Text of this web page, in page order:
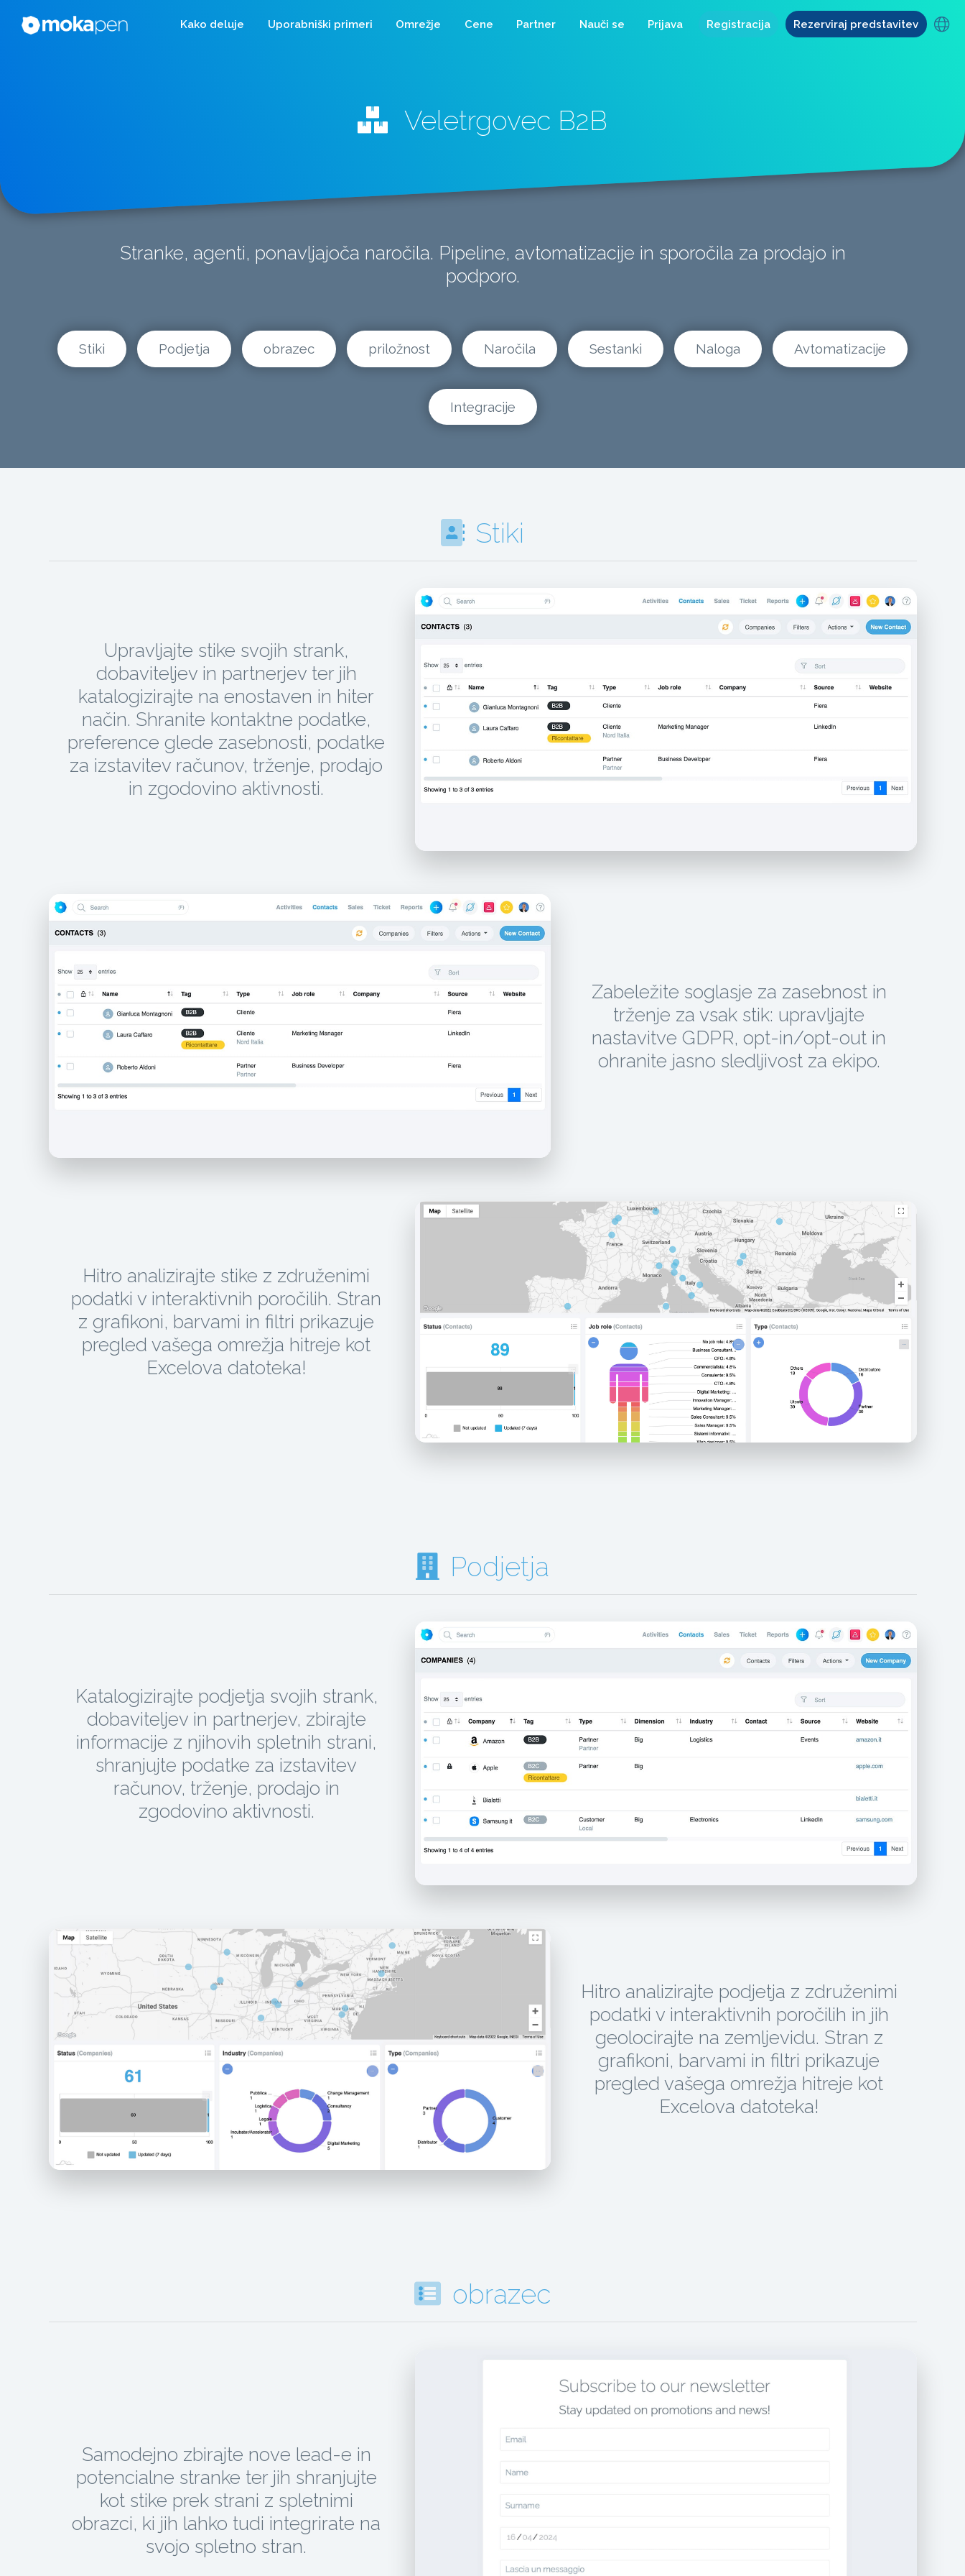
Kako deluje Uporabniški primeri Omrežje Cene Partner Nauči se Prijava Registracija Rezerviraj predstavitev
Veletrgovec B2B
Stranke, agenti, ponavljajoča naročila. Pipeline, avtomatizacije in sporočila za prodajo in
podporo.
Stiki Podjetja obrazec priložnost Naročila Sestanki Naloga Avtomatizacije
Integracije
Stiki
Upravljajte stike svojih strank,
dobaviteljev in partnerjev ter jih
katalogizirajte na enostaven in hiter
način. Shranite kontaktne podatke,
preference glede zasebnosti, podatke
za izstavitev računov, trženje, prodajo
in zgodovino aktivnosti.
Zabeležite soglasje za zasebnost in
trženje za vsak stik: upravljajte
nastavitve GDPR, opt-in/opt-out in
ohranite jasno sledljivost za ekipo.
Hitro analizirajte stike z združenimi
podatki v interaktivnih poročilih. Stran
z grafikoni, barvami in filtri prikazuje
pregled vašega omrežja hitreje kot
Excelova datoteka!
Podjetja
Katalogizirajte podjetja svojih strank,
dobaviteljev in partnerjev, zbirajte
informacije z njihovih spletnih strani,
shranjujte podatke za izstavitev
računov, trženje, prodajo in
zgodovino aktivnosti.
Hitro analizirajte podjetja z združenimi
podatki v interaktivnih poročilih in jih
geolocirajte na zemljevidu. Stran z
grafikoni, barvami in filtri prikazuje
pregled vašega omrežja hitreje kot
Excelova datoteka!
obrazec
Samodejno zbirajte nove lead-e in
potencialne stranke ter jih shranjujte
kot stike prek strani z spletnimi
obrazci, ki jih lahko tudi integrirate na
svojo spletno stran.